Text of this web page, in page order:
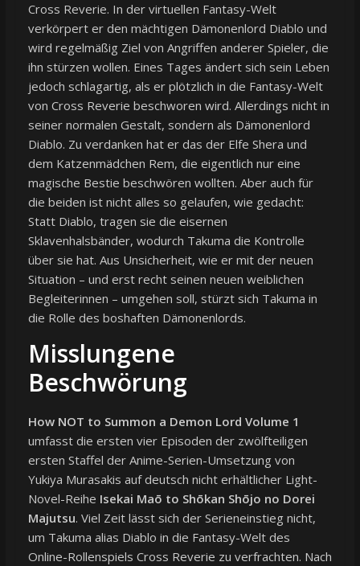
Cross Reverie. In der virtuellen Fantasy-Welt
verkörpert er den mächtigen Dämonenlord Diablo und
wird regelmäßig Ziel von Angriffen anderer Spieler, die
ihn stürzen wollen. Eines Tages ändert sich sein Leben
jedoch schlagartig, als er plötzlich in die Fantasy-Welt
von Cross Reverie beschworen wird. Allerdings nicht in
seiner normalen Gestalt, sondern als Dämonenlord
Diablo. Zu verdanken hat er das der Elfe Shera und
dem Katzenmädchen Rem, die eigentlich nur eine
magische Bestie beschwören wollten. Aber auch für
die beiden ist nicht alles so gelaufen, wie gedacht:
Statt Diablo, tragen sie die eisernen
Sklavenhalsbänder, wodurch Takuma die Kontrolle
über sie hat. Aus Unsicherheit, wie er mit der neuen
Situation – und erst recht seinen neuen weiblichen
Begleiterinnen – umgehen soll, stürzt sich Takuma in
die Rolle des boshaften Dämonenlords.
Misslungene
Beschwörung
How NOT to Summon a Demon Lord Volume 1
umfasst die ersten vier Episoden der zwölfteiligen
ersten Staffel der Anime-Serien-Umsetzung von
Yukiya Murasakis auf deutsch nicht erhältlicher Light-
Novel-Reihe Isekai Maō to Shōkan Shōjo no Dorei
Majutsu. Viel Zeit lässt sich der Serieneinstieg nicht,
um Takuma alias Diablo in die Fantasy-Welt des
Online-Rollenspiels Cross Reverie zu verfrachten. Nach